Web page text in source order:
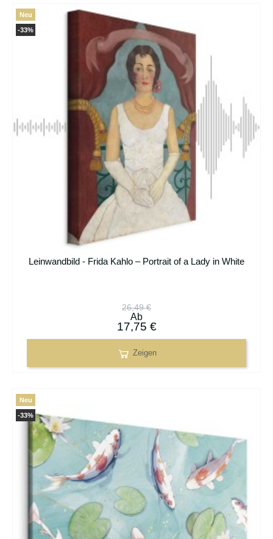
Leinwandbild - Frida Kahlo – Portrait of a Lady in White
26,49 €
Ab
17,75 €
Zeigen
-33%
Neu
-33%
Neu